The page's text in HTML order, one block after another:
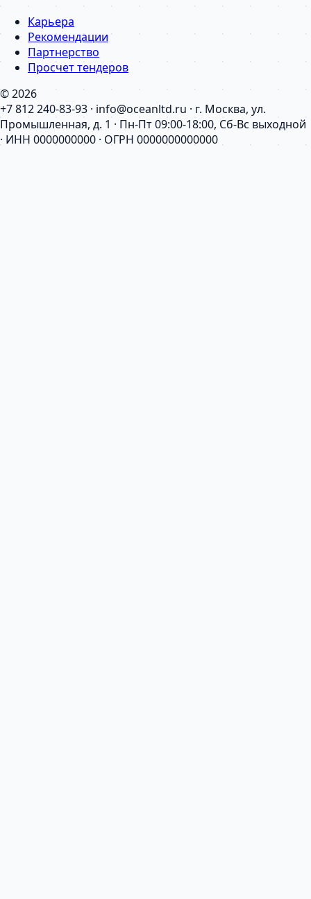
Карьера
Рекомендации
Партнерство
Просчет тендеров
© 2026
+7 812 240-83-93 · info@oceanltd.ru · г. Москва, ул.
Промышленная, д. 1 · Пн-Пт 09:00-18:00, Сб-Вс выходной
· ИНН 0000000000 · ОГРН 0000000000000